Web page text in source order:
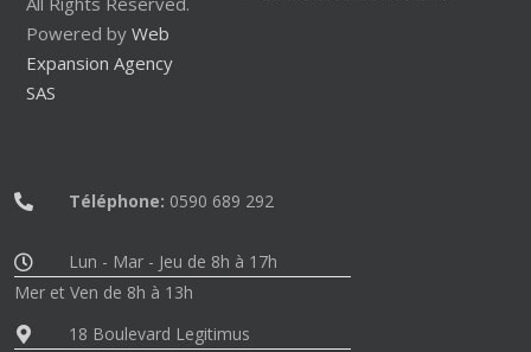
Powered by Web
Expansion Agency
SAS
Téléphone: 0590 689 292
Lun - Mar - Jeu de 8h à 17h
Mer et Ven de 8h à 13h
18 Boulevard Legitimus